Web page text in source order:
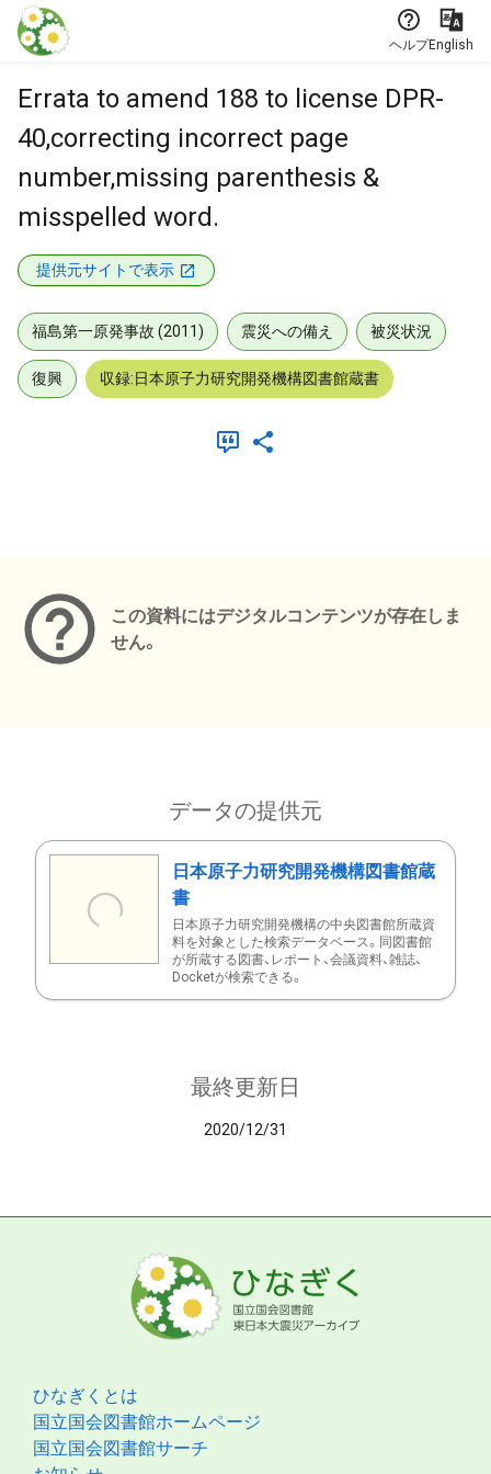
本文に飛ぶ
ヘルプEnglish
Errata to amend 188 to license DPR-
40,correcting incorrect page
number,missing parenthesis &
misspelled word.
提供元サイトで表示
福島第一原発事故 (2011) 震災への備え 被災状況
復興 収録:日本原子力研究開発機構図書館蔵書
この資料にはデジタルコンテンツが存在しま
せん。
データの提供元
日本原子力研究開発機構図書館蔵
書
日本原子力研究開発機構の中央図書館所蔵資
料を対象とした検索データベース。同図書館
が所蔵する図書、レポート、会議資料、雑誌、
Docketが検索できる。
最終更新日
2020/12/31
ひなぎくとは
国立国会図書館ホームページ
国立国会図書館サーチ